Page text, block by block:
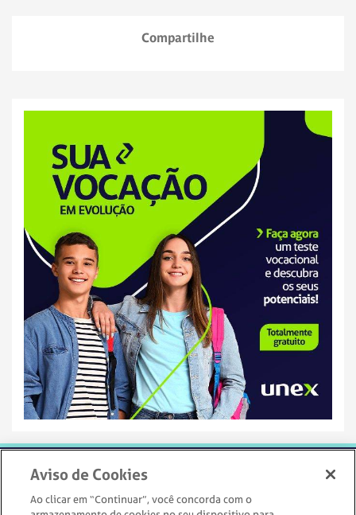
Compartilhe
Aviso de Cookies
Ao clicar em “Continuar”, você concorda com o